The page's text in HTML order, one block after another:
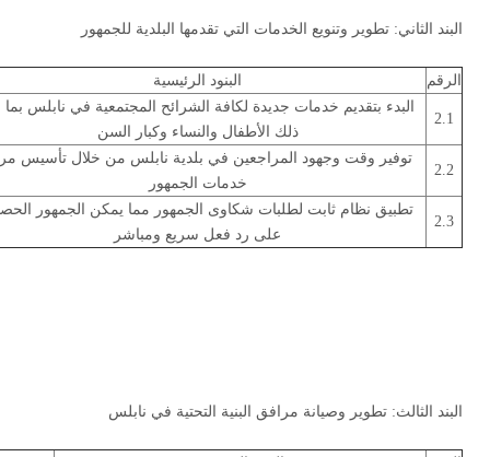
البند الثاني: تطوير وتنويع الخدمات التي تقدمها البلدية للجمهور
البنود الرئيسية
الرقم
البدء بتقديم خدمات جديدة لكافة الشرائح المجتمعية في نابلس
ذلك الأطفال والنساء وكبار السن
2.1
توفير وقت وجهود المراجعين في بلدية نابلس من خلال تأسيس
خدمات الجمهور
2.2
تطبيق نظام ثابت لطلبات شكاوى الجمهور مما يمكن الجمهور
على رد فعل سريع ومباشر
2.3
البند الثالث: تطوير وصيانة مرافق البنية التحتية في نابلس